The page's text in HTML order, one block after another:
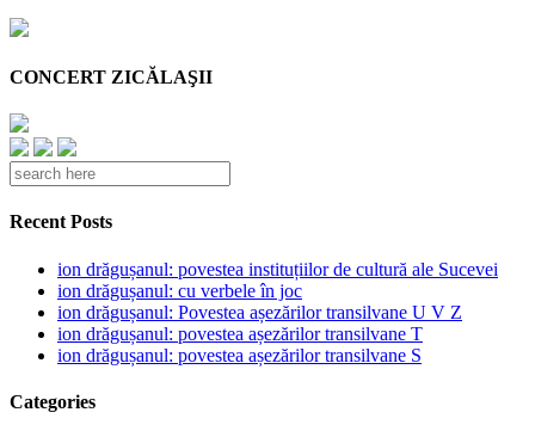
CONCERT ZICĂLAŞII
Recent Posts
ion drăgușanul: povestea instituțiilor de cultură ale Sucevei
ion drăgușanul: cu verbele în joc
ion drăgușanul: Povestea așezărilor transilvane U V Z
ion drăgușanul: povestea așezărilor transilvane T
ion drăgușanul: povestea așezărilor transilvane S
Categories